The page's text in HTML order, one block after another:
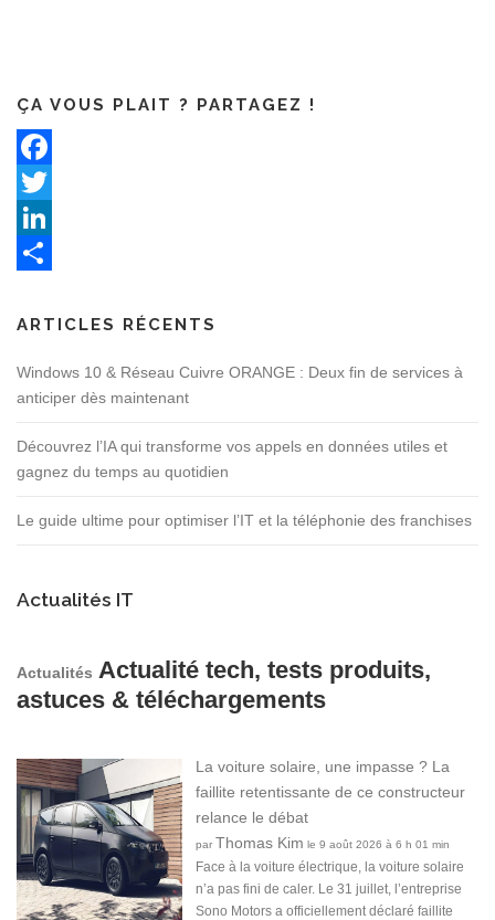
ÇA VOUS PLAIT ? PARTAGEZ !
Facebook
Twitter
LinkedIn
ARTICLES RÉCENTS
Windows 10 & Réseau Cuivre ORANGE : Deux fin de services à
anticiper dès maintenant
Découvrez l’IA qui transforme vos appels en données utiles et
gagnez du temps au quotidien
Le guide ultime pour optimiser l’IT et la téléphonie des franchises
Actualités IT
Actualités Actualité tech, tests produits,
astuces & téléchargements
La voiture solaire, une impasse ? La
faillite retentissante de ce constructeur
relance le débat
par Thomas Kim le 9 août 2026 à 6 h 01 min
Face à la voiture électrique, la voiture solaire
n’a pas fini de caler. Le 31 juillet, l’entreprise
Sono Motors a officiellement déclaré faillite